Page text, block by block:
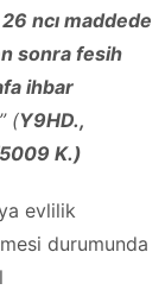
26 ncı maddede
sonra fesih
ihbar
(Y9HD.,
K.)
evlilik
durumunda